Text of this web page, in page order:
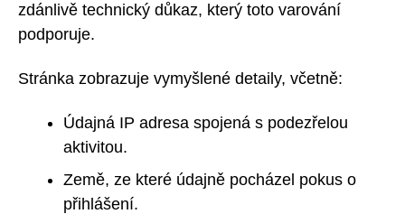
zdánlivě technický důkaz, který toto varování
podporuje.
Stránka zobrazuje vymyšlené detaily, včetně:
Údajná IP adresa spojená s podezřelou
aktivitou.
Země, ze které údajně pocházel pokus o
přihlášení.